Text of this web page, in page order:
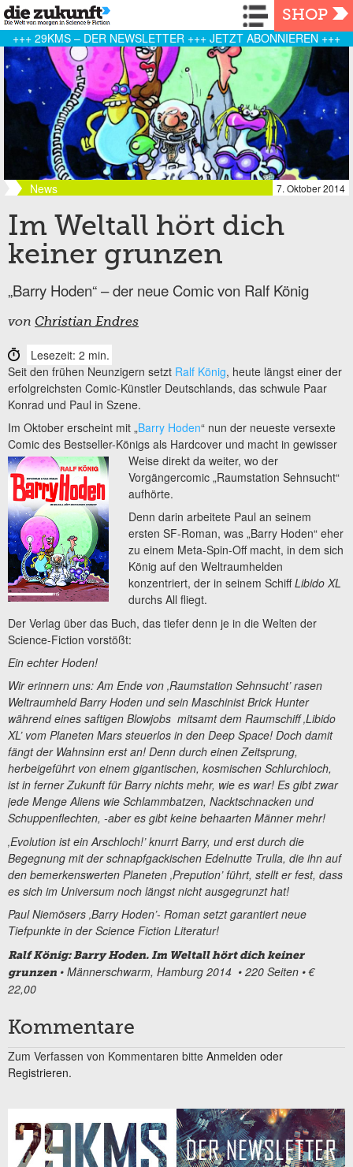
Navigation
SHOP
+++ 29KMS – DER NEWSLETTER +++ JETZT ABONNIEREN +++
News 7. Oktober 2014
Im Weltall hört dich
keiner grunzen
„Barry Hoden“ – der neue Comic von Ralf König
von Christian Endres
Lesezeit: 2 min.
Seit den frühen Neunzigern setzt Ralf König, heute längst einer der
erfolgreichsten Comic-Künstler Deutschlands, das schwule Paar
Konrad und Paul in Szene.
Im Oktober erscheint mit „Barry Hoden“ nun der neueste versexte
Comic des Bestseller-Königs als Hardcover und macht in gewisser
Weise direktda weiter, wo der
Vorgängercomic „Raumstation Sehnsucht“
aufhörte.
Denn darin arbeitete Paul an seinem
ersten SF-Roman, was „Barry Hoden“ eher
zu einem Meta-Spin-Off macht, in dem sich
König auf den Weltraumhelden
konzentriert, der in seinem SchiffLibido XL
durchs All fliegt.
Der Verlag über das Buch, das tiefer denn je in die Welten der
Science-Fiction vorstößt:
Ein echter Hoden!
Wir erinnern uns: Am Ende von ‚Raumstation Sehnsucht’ rasen
Weltraumheld Barry Hoden und sein Maschinist Brick Hunter
während eines saftigen Blowjobs mitsamt dem Raumschiff ‚Libido
XL’ vom Planeten Mars steuerlos in den Deep Space! Doch damit
fängt der Wahnsinn erst an! Denn durch einen Zeitsprung,
herbeigeführt von einem gigantischen, kosmischen Schlurchloch,
ist in ferner Zukunft für Barry nichts mehr, wie es war! Es gibt zwar
jede Menge Aliens wie Schlammbatzen, Nacktschnacken und
Schuppenflechten, -aber es gibt keine behaarten Männer mehr!
‚Evolution ist ein Arschloch!’ knurrt Barry, und erst durch die
Begegnung mit der schnapfgackischen Edelnutte Trulla, die ihn auf
den bemerkenswerten Planeten ‚Prepution’ führt, stellt er fest, dass
es sich im Universum noch längst nicht ausgegrunzt hat!
Paul Niemösers ‚Barry Hoden’- Roman setzt garantiert neue
Tiefpunkte in der Science Fiction Literatur!
Ralf König: Barry Hoden. Im Weltall hört dich keiner
grunzen • Männerschwarm, Hamburg 2014 • 220 Seiten • €
22,00
Kommentare
Zum Verfassen von Kommentaren bitte Anmelden oder
Registrieren.